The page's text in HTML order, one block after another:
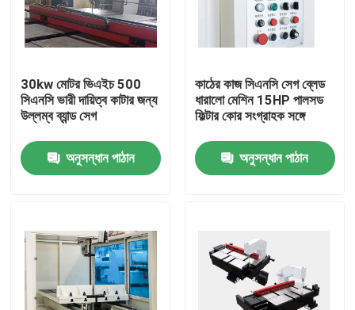
পণ্য
আমাদের সম্পর্কে
30kw মোটর ভিএইচ 500
সিএনসি ভারী দায়িত্ব কাটার জন্য
উল্লম্ব ব্যান্ড সেগ
অনুসন্ধান পাঠান
কাঠের কাজ সিএনসি সেগ ব্লেড
ধারালো মেশিন 15HP পালসড
ফিল্টার কোর সংগ্রাহক সঙ্গে
অনুসন্ধান পাঠান